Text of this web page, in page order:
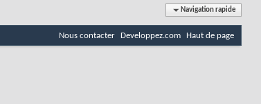
Navigation rapide
Nous contacter Developpez.com Haut de page